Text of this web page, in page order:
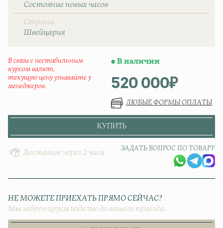
Состояние новых часов
Страна
Швейцаpия
В связи с нестабильным
курсом валют,
текущую цену узнавайте у
менеджеров.
520 000₽
В наличии
ЛЮБЫЕ ФОРМЫ ОПЛАТЫ
КУПИТЬ
Доставим через 2 часа
ЗАДАТЬ ВОПРОС ПО ТОВАРУ
НЕ МОЖЕТЕ ПРИЕХАТЬ ПРЯМО СЕЙЧАС?
Мы забронируем изделие до вашего приезда.